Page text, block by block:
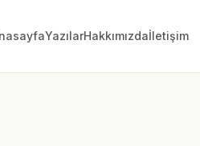
YazılarHakkımızdaİletişim